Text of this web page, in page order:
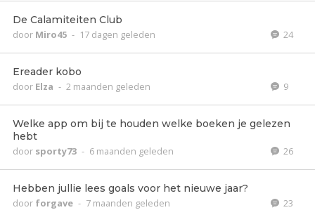
De Calamiteiten Club
door Miro45 - 17 dagen geleden 24
Ereader kobo
door Elza - 2 maanden geleden 9
Welke app om bij te houden welke boeken je gelezen
hebt
door sporty73 - 6 maanden geleden 26
Hebben jullie lees goals voor het nieuwe jaar?
door forgave - 7 maanden geleden 23